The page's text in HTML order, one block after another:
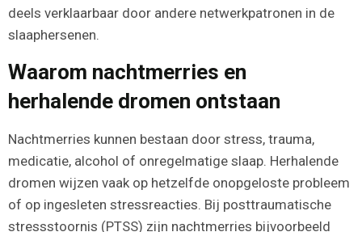
deels verklaarbaar door andere netwerkpatronen in de
slaaphersenen.
Waarom nachtmerries en
herhalende dromen ontstaan
Nachtmerries kunnen bestaan door stress, trauma,
medicatie, alcohol of onregelmatige slaap. Herhalende
dromen wijzen vaak op hetzelfde onopgeloste probleem
of op ingesleten stressreacties. Bij posttraumatische
stressstoornis (PTSS) zijn nachtmerries bijvoorbeeld